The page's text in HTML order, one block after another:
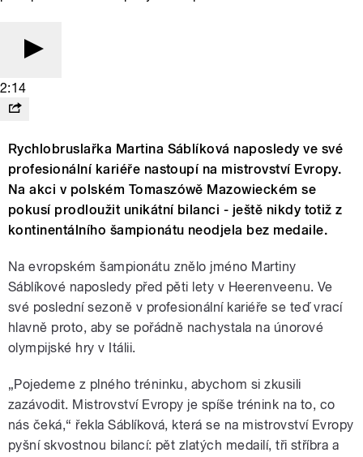
2:14
Rychlobruslařka Martina Sáblíková naposledy ve své
profesionální kariéře nastoupí na mistrovství Evropy.
Na akci v polském Tomaszówě Mazowieckém se
pokusí prodloužit unikátní bilanci - ještě nikdy totiž z
kontinentálního šampionátu neodjela bez medaile.
Na evropském šampionátu znělo jméno Martiny
Sáblíkové naposledy před pěti lety v Heerenveenu. Ve
své poslední sezoně v profesionální kariéře se teď vrací
hlavně proto, aby se pořádně nachystala na únorové
olympijské hry v Itálii.
„Pojedeme z plného tréninku, abychom si zkusili
zazávodit. Mistrovství Evropy je spíše trénink na to, co
nás čeká,“ řekla Sáblíková, která se na mistrovství Evropy
pyšní skvostnou bilancí: pět zlatých medailí, tři stříbra a